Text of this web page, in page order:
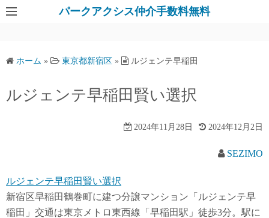
パークアクシス仲介手数料無料
ホーム » 東京都新宿区 » ルジェンテ早稲田
ルジェンテ早稲田賢い選択
2024年11月28日 2024年12月2日
SEZIMO
ルジェンテ早稲田賢い選択
新宿区早稲田鶴巻町に建つ分譲マンション「ルジェンテ早
稲田」交通は東京メトロ東西線「早稲田駅」徒歩3分。駅に